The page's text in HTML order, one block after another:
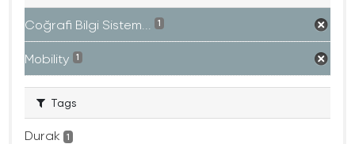
Coğrafi Bilgi Sistem... 1
Mobility 1
Tags
Durak 1